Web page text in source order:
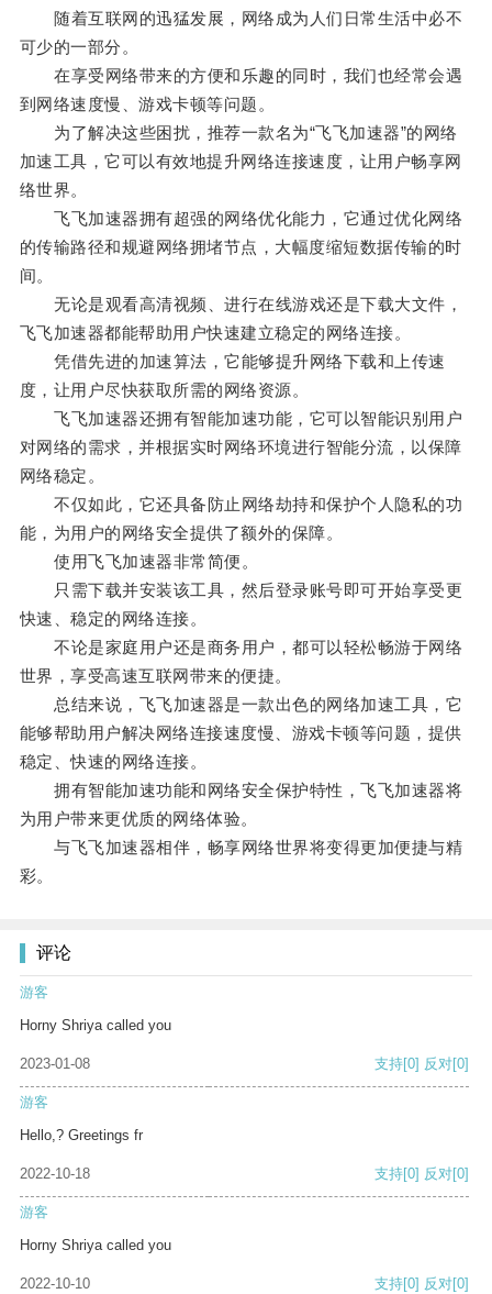
随着互联网的迅猛发展，网络成为人们日常生活中必不
可少的一部分。
在享受网络带来的方便和乐趣的同时，我们也经常会遇
到网络速度慢、游戏卡顿等问题。
为了解决这些困扰，推荐一款名为“飞飞加速器”的网络
加速工具，它可以有效地提升网络连接速度，让用户畅享网
络世界。
飞飞加速器拥有超强的网络优化能力，它通过优化网络
的传输路径和规避网络拥堵节点，大幅度缩短数据传输的时
间。
无论是观看高清视频、进行在线游戏还是下载大文件，
飞飞加速器都能帮助用户快速建立稳定的网络连接。
凭借先进的加速算法，它能够提升网络下载和上传速
度，让用户尽快获取所需的网络资源。
飞飞加速器还拥有智能加速功能，它可以智能识别用户
对网络的需求，并根据实时网络环境进行智能分流，以保障
网络稳定。
不仅如此，它还具备防止网络劫持和保护个人隐私的功
能，为用户的网络安全提供了额外的保障。
使用飞飞加速器非常简便。
只需下载并安装该工具，然后登录账号即可开始享受更
快速、稳定的网络连接。
不论是家庭用户还是商务用户，都可以轻松畅游于网络
世界，享受高速互联网带来的便捷。
总结来说，飞飞加速器是一款出色的网络加速工具，它
能够帮助用户解决网络连接速度慢、游戏卡顿等问题，提供
稳定、快速的网络连接。
拥有智能加速功能和网络安全保护特性，飞飞加速器将
为用户带来更优质的网络体验。
与飞飞加速器相伴，畅享网络世界将变得更加便捷与精
彩。
评论
游客
Horny Shriya called you
2023-01-08 支持[0] 反对[0]
游客
Hello,? Greetings fr
2022-10-18 支持[0] 反对[0]
游客
Horny Shriya called you
2022-10-10 支持[0] 反对[0]